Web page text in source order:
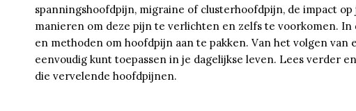
spanningshoofdpijn, migraine of clusterhoofdpijn, de impact
manieren om deze pijn te verlichten en zelfs te voorkomen.
en methoden om hoofdpijn aan te pakken. Van het volgen van
eenvoudig kunt toepassen in je dagelijkse leven. Lees verder
die vervelende hoofdpijnen.